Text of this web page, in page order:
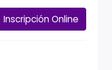
Inscripción Online